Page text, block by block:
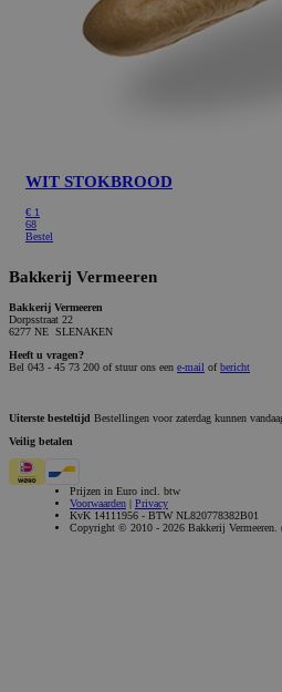
WIT STOKBROOD
€ 1
68
Bestel
Bakkerij Vermeeren
Bakkerij Vermeeren
Dorpsstraat 22
6277 NE SLENAKEN
Heeft u vragen?
Bel 043 - 45 73 200 of stuur ons een e-mail ofbericht
Uiterste besteltijd Bestellingen voor zaterdag kunnen
Veilig betalen
Prijzen in Euro incl. btw
Voorwaarden | Privacy
KvK 14111956 - BTW NL820778382B01
Copyright © 2010 - 2026 Bakkerij Vermeeren.